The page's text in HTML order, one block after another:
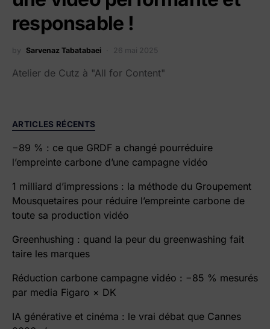
responsable !
by Sarvenaz Tabatabaei 26 mai 2025
Atelier de Cutz à "All for Content"
ARTICLES RÉCENTS
−89 % : ce que GRDF a changé pourréduire
l’empreinte carbone d’une campagne vidéo
1 milliard d’impressions : la méthode du Groupement
Mousquetaires pour réduire l’empreinte carbone de
toute sa production vidéo
Greenhushing : quand la peur du greenwashing fait
taire les marques
Réduction carbone campagne vidéo : −85 % mesurés
par media Figaro × DK
IA générative et cinéma : le vrai débat que Cannes